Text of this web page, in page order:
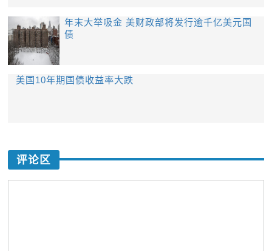
年末大举吸金 美财政部将发行逾千亿美元国
债
美国10年期国债收益率大跌
评论区